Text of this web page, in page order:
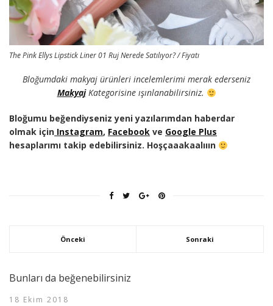
The Pink Ellys Lipstick Liner 01 Ruj Nerede Satılıyor? / Fiyatı
Bloğumdaki makyaj ürünleri incelemlerimi merak ederseniz
MakyajKategorisine ışınlanabilirsiniz.
Bloğumu beğendiyseniz yeni yazılarımdan haberdar
olmak için Instagram, Facebook ve Google Plus
hesaplarımı takip edebilirsiniz. Hoşçaaakaalııın
Önceki Sonraki
Bunları da beğenebilirsiniz
18 Ekim 2018